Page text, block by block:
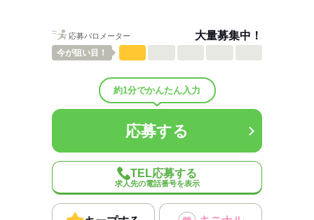
取りたい日を申請します！
応募する
（男6：女4）
■賞与あり（年2回）
■交通費規定支給
<公共交通機関>全額支給
<マイカー通勤>距離によりガソリン代補助（規定有）
例）片道6km 6,000円 / 片道15km 10,000円/月
応募バロメーター 大量募集中！
今が狙い目！
約1分でかんたん入力
応募する
TEL応募する
求人先の電話番号を表示